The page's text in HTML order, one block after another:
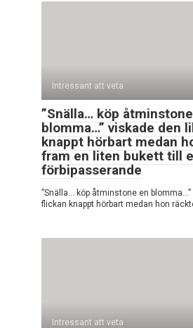
Intressant att veta
”Snälla… köp
blomma…” viskade den
knappt hörbart medan
fram en liten bukett till
förbipasserande
”Snälla… köp åtminstone en
flickan knappt hörbart medan hon
Intressant att veta